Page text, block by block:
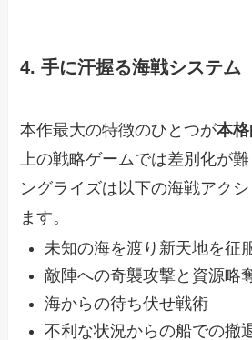
4. 手に汗握る海戦システム
本作最大の特徴のひとつが本
上の戦略ゲームでは差別化が
ングライズは以下の海戦アク
ます。
未知の海を渡り新天地を征
敵陣への奇襲攻撃と資源略
海からの待ち伏せ戦術
不利な状況からの船での撤